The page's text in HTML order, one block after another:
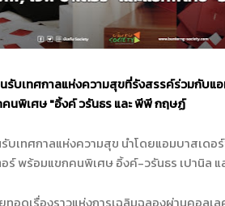
รับเทศกาลแห่งความสุขที่รังสรรค์ร่วมกับแ
นพิเศษ"อิ้งค์ วรันธร และ พีพี กฤษฏ์
เทศกาลแห่งความสุข นำโดยแอมบาสเดอ
ร์ พร้อมแขกคนพิเศษ อิ้งค์-วรันธร เปานิล
อดเรื่องราวแห่งการเฉลิมฉลองผ่านคอลเ